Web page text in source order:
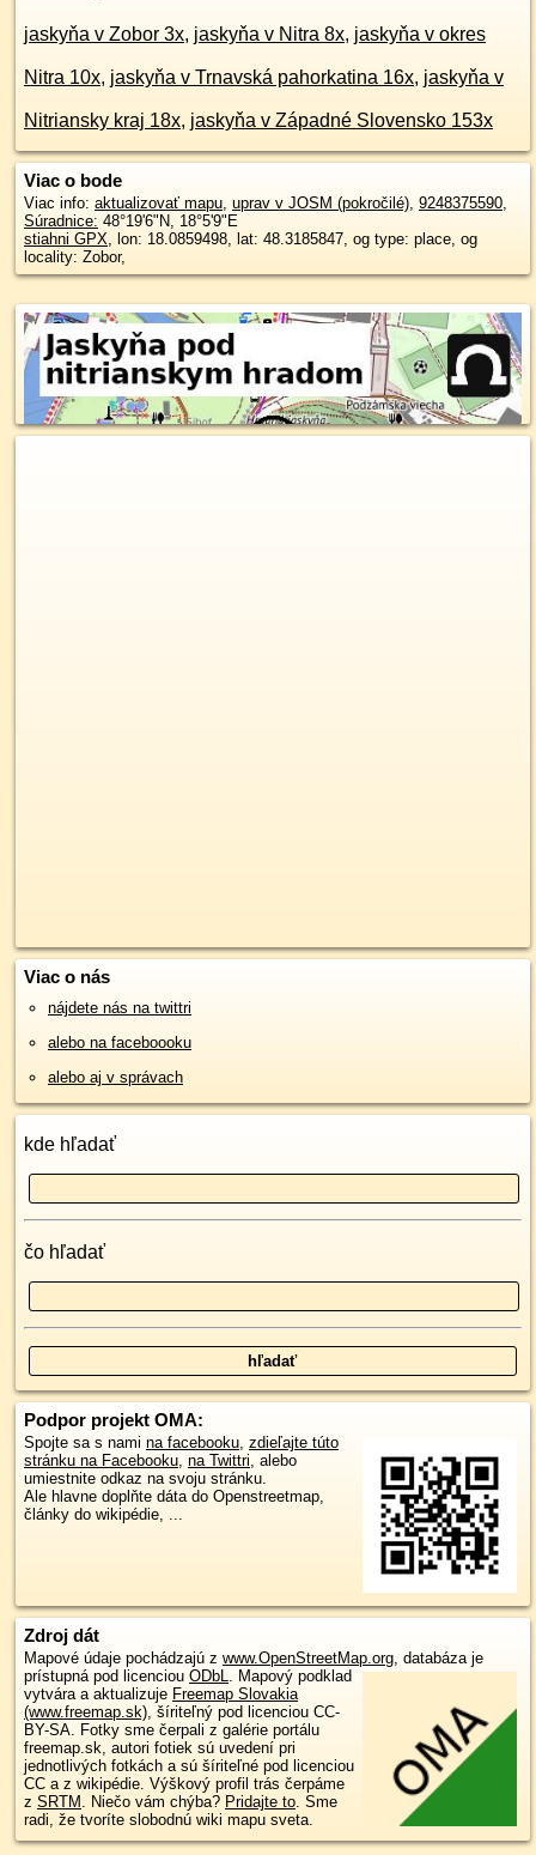
jaskyňa v Zobor 3x, jaskyňa v Nitra 8x, jaskyňa v okres
Nitra 10x, jaskyňa v Trnavská pahorkatina 16x, jaskyňa v
Nitriansky kraj 18x, jaskyňa v Západné Slovensko 153x
Viac o bode
Viac info: aktualizovať mapu uprav v JOSM (pokročilé) 9248375590
Súradnice: 48°19'6"N
18°5'9"E
stiahni GPX , lon: 18.0859498, lat: 48.3185847, og type: place, og
locality: Zobor,
Viac o nás
nájdete nás na twittri
alebo na faceboooku
alebo aj v správach
kde hľadať
čo hľadať
Podpor projekt OMA:
Spojte sa s nami na facebooku zdieľajte túto
stránku na Facebooku na Twittri , alebo
umiestnite odkaz na svoju stránku.
Ale hlavne doplňte dáta do Openstreetmap,
články do wikipédie, ...
Zdroj dát
Mapové údaje pochádzajú z www.OpenStreetMap.org, databáza je
prístupná pod licenciou ODbL. Mapový podklad
vytvára a aktualizuje Freemap Slovakia
(www.freemap.sk), šíriteľný pod licenciou CC-
BY-SA. Fotky sme čerpali z galérie portálu
freemap.sk, autori fotiek sú uvedení pri
jednotlivých fotkách a sú šíriteľné pod licenciou
CC a z wikipédie. Výškový profil trás čerpáme
z SRTM . Niečo vám chýba? Pridajte to. Sme
radi, že tvoríte slobodnú wiki mapu sveta.